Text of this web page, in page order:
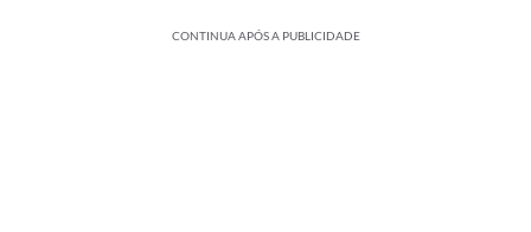
CONTINUA APÓS A PUBLICIDADE